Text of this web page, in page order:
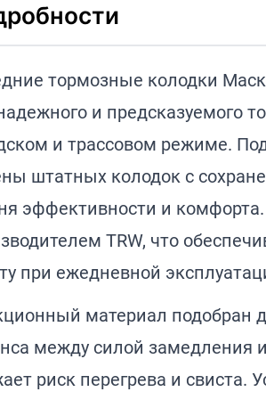
тормозные колодки
и предсказуемого
и трассовом режиме.
штатных колодок с
эффективности и
TRW, что
при ежедневной
материал подобран
между силой замедления
риск перегрева и свиста.